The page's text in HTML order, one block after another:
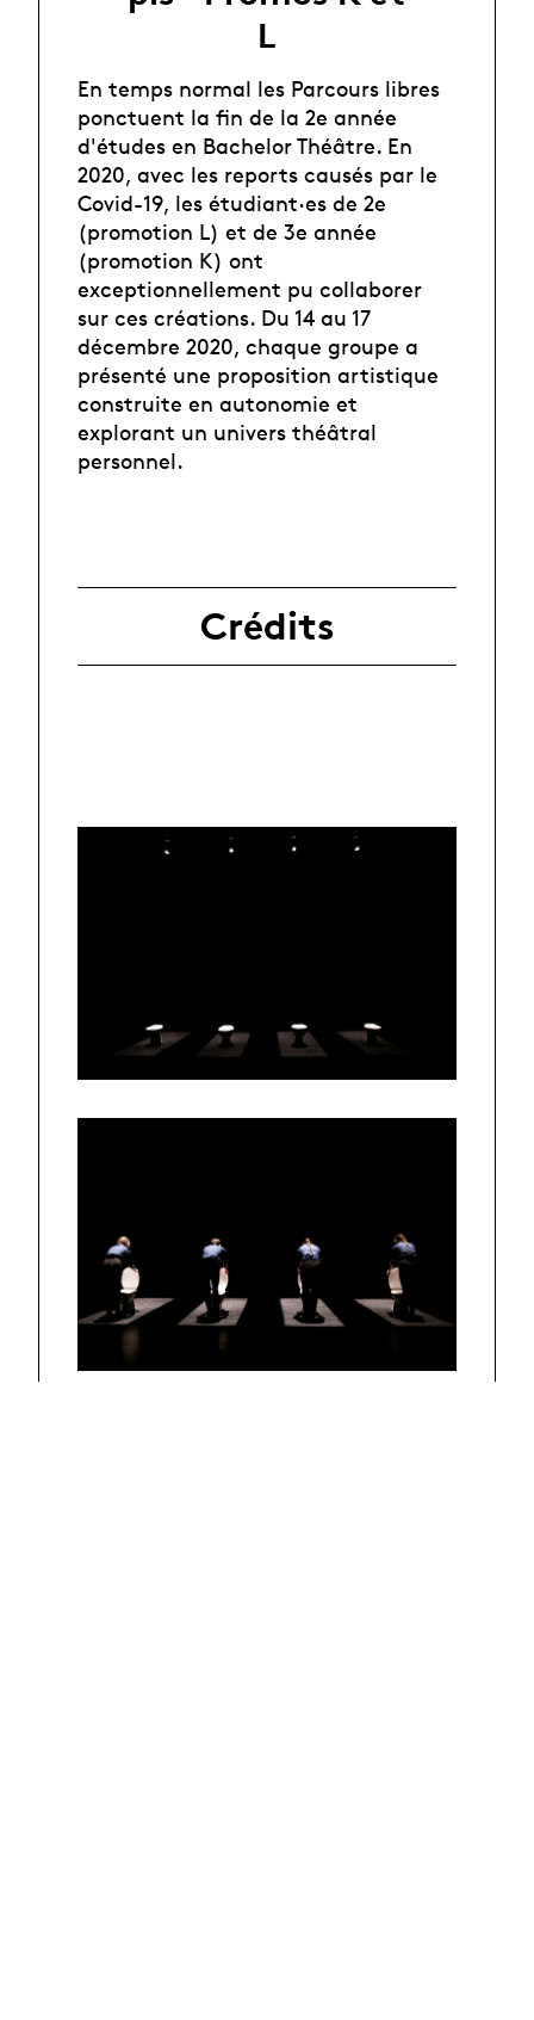
L
En temps normal les Parcours libres
ponctuent la fin de la 2e année
d'études en Bachelor Théâtre. En
2020, avec les reports causés par le
Covid-19, les étudiant·es de 2e
(promotion L) et de 3e année
(promotion K) ont
exceptionnellement pu collaborer
sur ces créations. Du 14 au 17
décembre 2020, chaque groupe a
présenté une proposition artistique
construite en autonomie et
explorant un univers théâtral
personnel. ⁠⁠
Crédits